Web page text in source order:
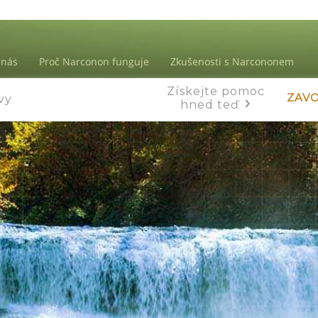
Proč Narconon funguje Zkušenosti s Narcononem
Získejte pomoc
hned teď